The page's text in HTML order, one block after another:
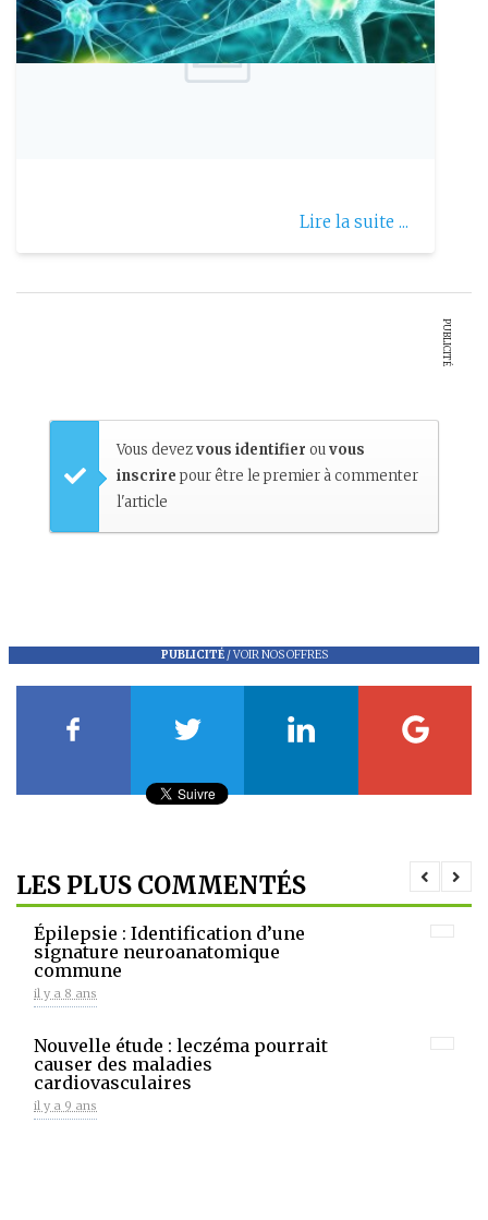
Lire la suite ...
PUBLICITÉ
Vous devezvous identifier ouvous
inscrire pour être le premier à commenter
l'article
PUBLICITÉ/VOIR NOS OFFRES
LES PLUS COMMENTÉS
Épilepsie : Identification d’une
signature neuroanatomique
commune
il y a 8 ans
Nouvelle étude : leczéma pourrait
causer des maladies
cardiovasculaires
il y a 9 ans